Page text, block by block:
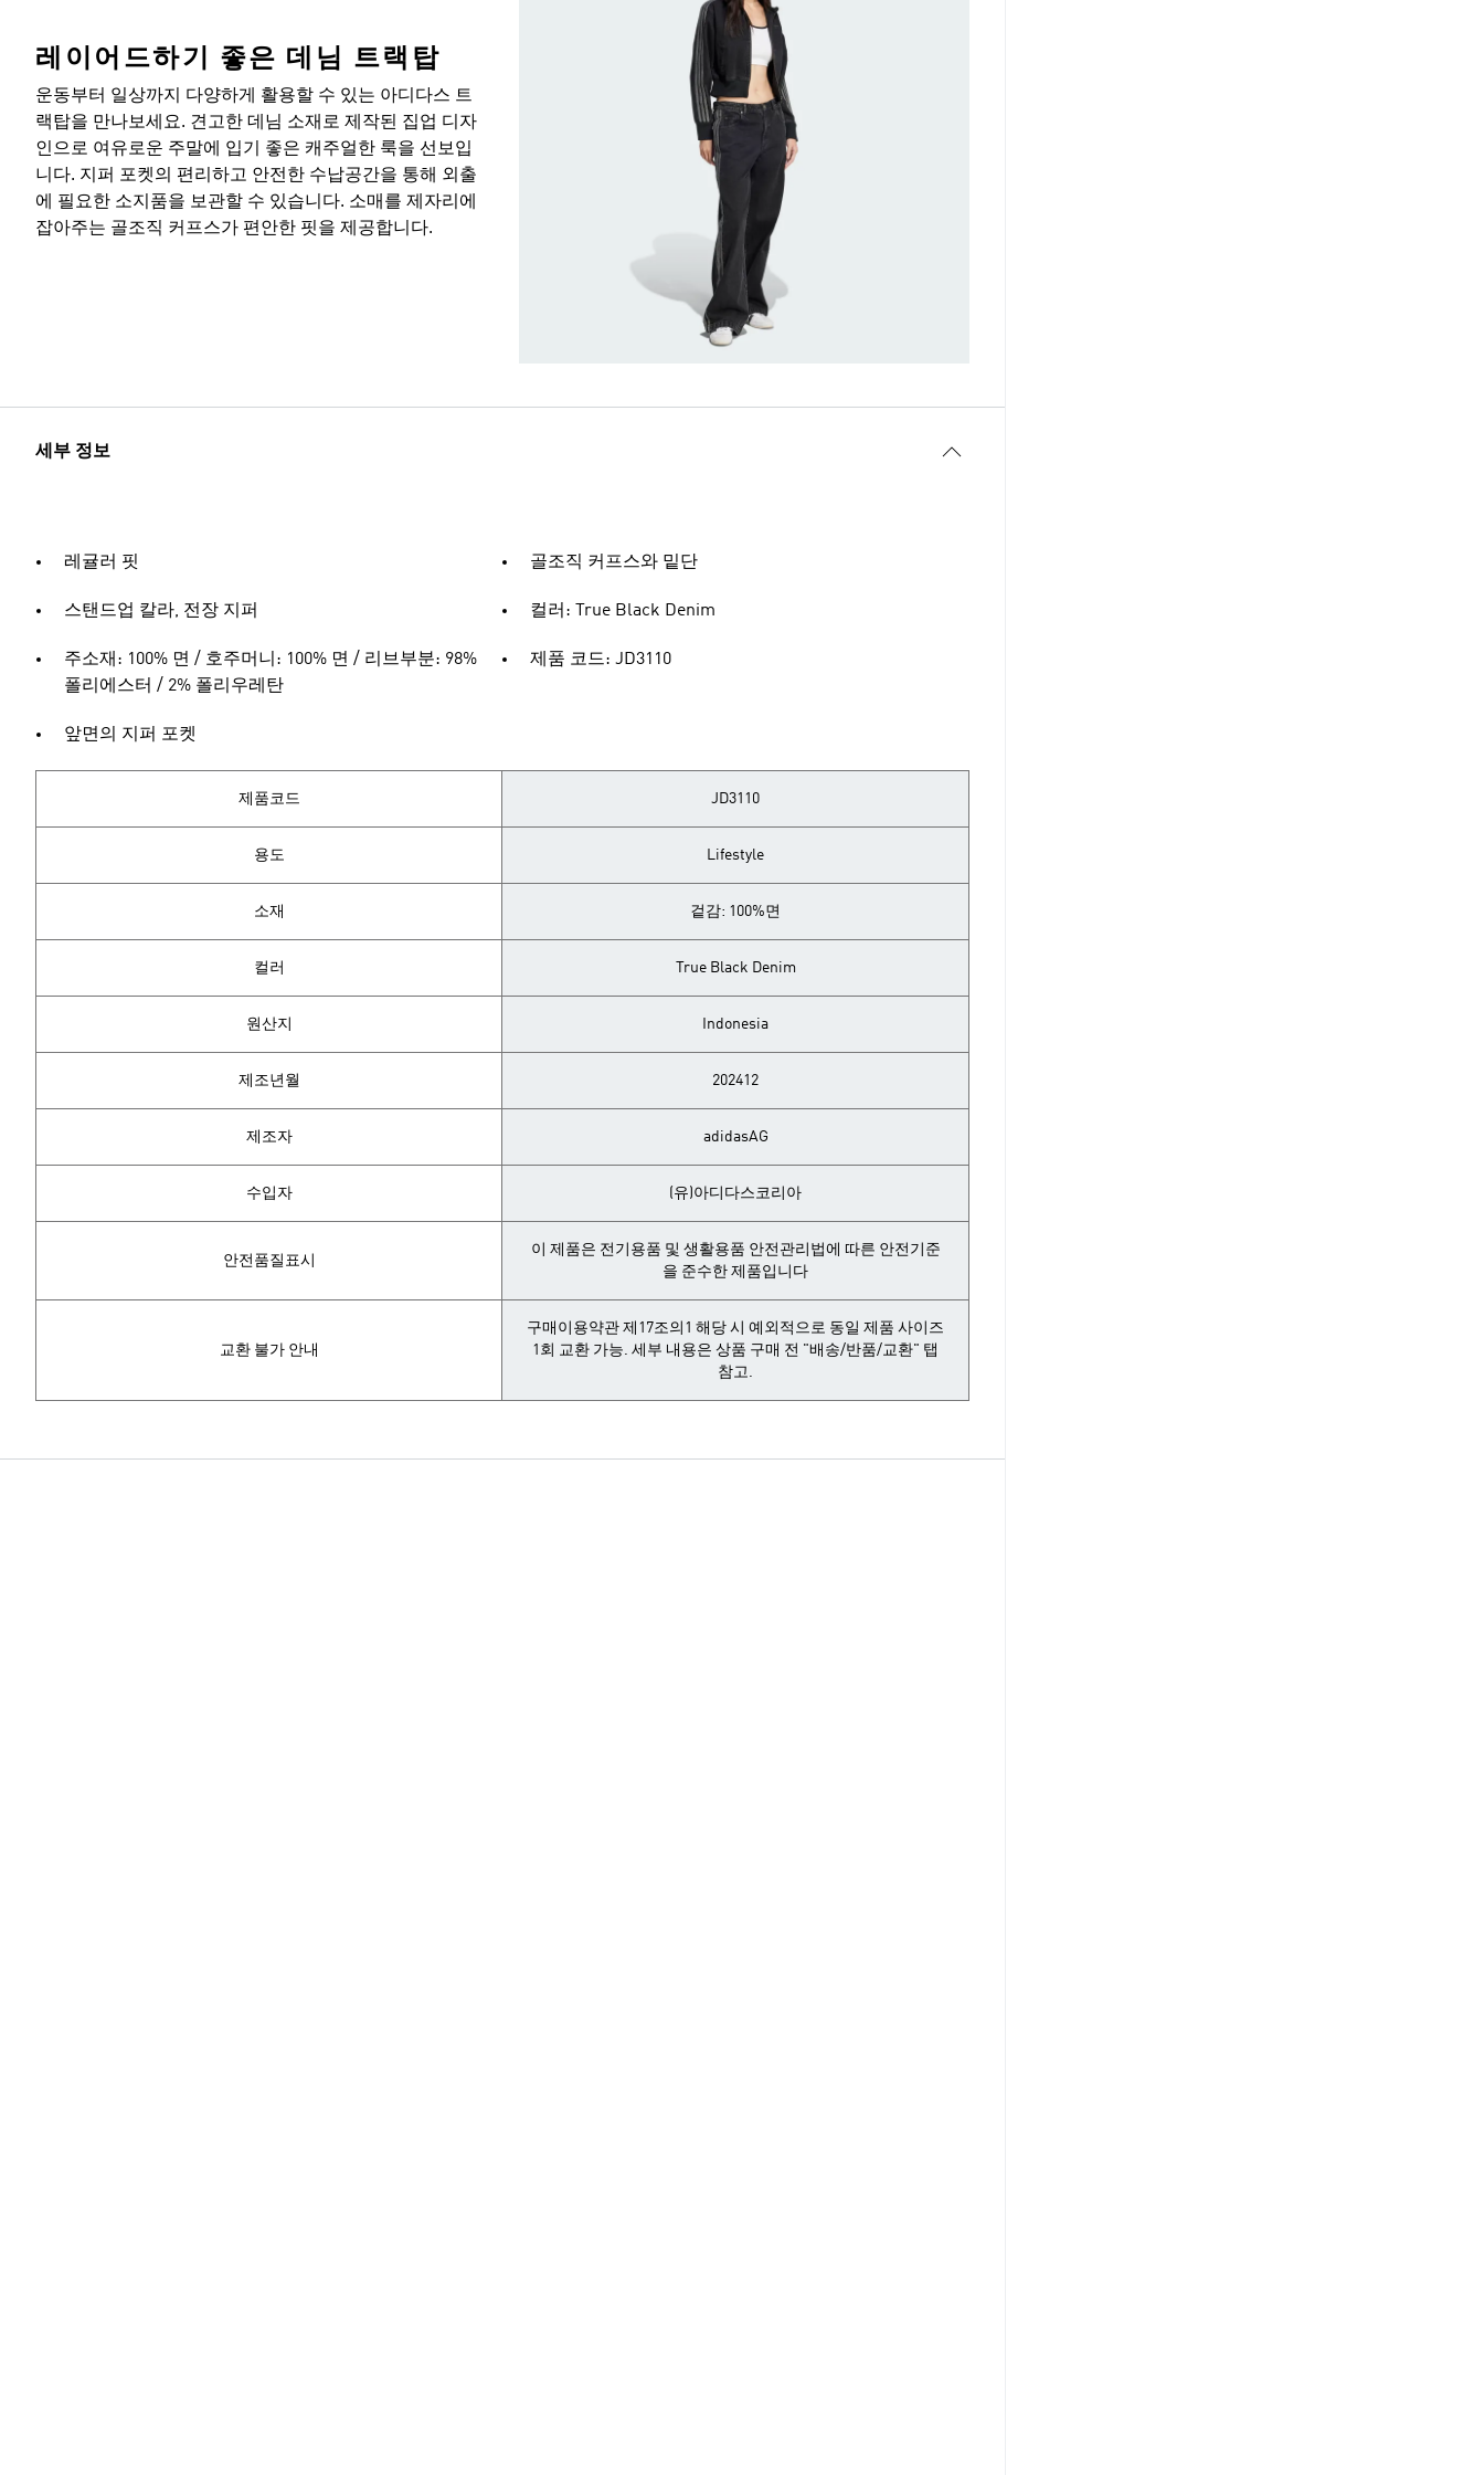
레이어드하기 좋은 데님 트랙탑
운동부터 일상까지 다양하게 활용할 수 있는 아디다스 트
랙탑을 만나보세요. 견고한 데님 소재로 제작된 집업 디자
인으로 여유로운 주말에 입기 좋은 캐주얼한 룩을 선보입
니다. 지퍼 포켓의 편리하고 안전한 수납공간을 통해 외출
에 필요한 소지품을 보관할 수 있습니다. 소매를 제자리에
잡아주는 골조직 커프스가 편안한 핏을 제공합니다.
세부 정보
레귤러 핏
스탠드업 칼라, 전장 지퍼
주소재: 100% 면 / 호주머니: 100% 면 / 리브부분: 98%
폴리에스터 / 2% 폴리우레탄
앞면의 지퍼 포켓
골조직 커프스와 밑단
컬러: True Black Denim
제품 코드: JD3110
제품코드 JD3110
용도 Lifestyle
소재 겉감: 100%면
컬러 True Black Denim
원산지 Indonesia
제조년월 202412
제조자 adidasAG
수입자 (유)아디다스코리아
안전품질표시
이 제품은 전기용품 및 생활용품 안전관리법에 따른 안전기준
을 준수한 제품입니다
교환 불가 안내
구매이용약관 제17조의1 해당 시 예외적으로 동일 제품 사이즈
1회 교환 가능. 세부 내용은 상품 구매 전 "배송/반품/교환" 탭
참고.